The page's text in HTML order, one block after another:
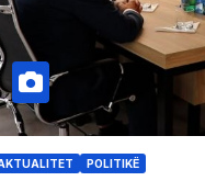
POLITIKË